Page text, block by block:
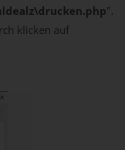
".
klicken auf